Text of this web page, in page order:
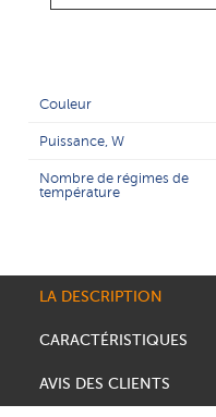
Couleur
Puissance, W
Nombre de régimes de
température
LA DESCRIPTION
CARACTÉRISTIQUES
AVIS DES CLIENTS